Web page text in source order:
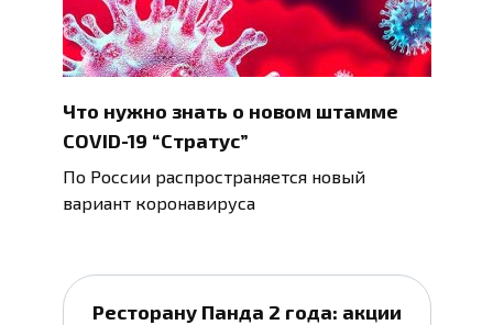
Что нужно знать о новом штамме
COVID-19 “Стратус”
По России распространяется новый
вариант коронавируса
Ресторану Панда 2 года: акции